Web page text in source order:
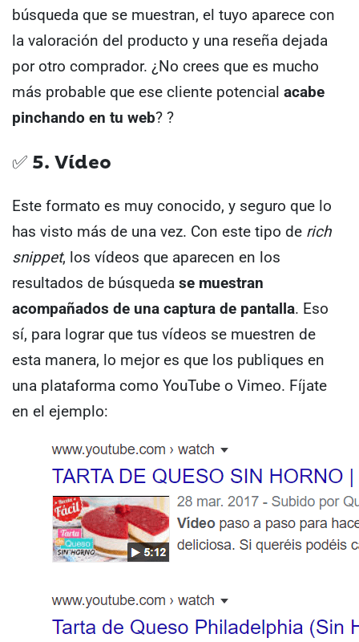
búsqueda que se muestran, el tuyo aparece con
la valoración del producto y una reseña dejada
por otro comprador. ¿No crees que es mucho
más probable que ese cliente potencial acabe
pinchando en tu web? ?
✅ 5. Vídeo
Este formato es muy conocido, y seguro que lo
has visto más de una vez. Con este tipo de rich
snippet, los vídeos que aparecen en los
resultados de búsqueda se muestran
acompañados de una captura de pantalla. Eso
sí, para lograr que tus vídeos se muestren de
esta manera, lo mejor es que los publiques en
una plataforma como YouTube o Vimeo. Fíjate
en el ejemplo: